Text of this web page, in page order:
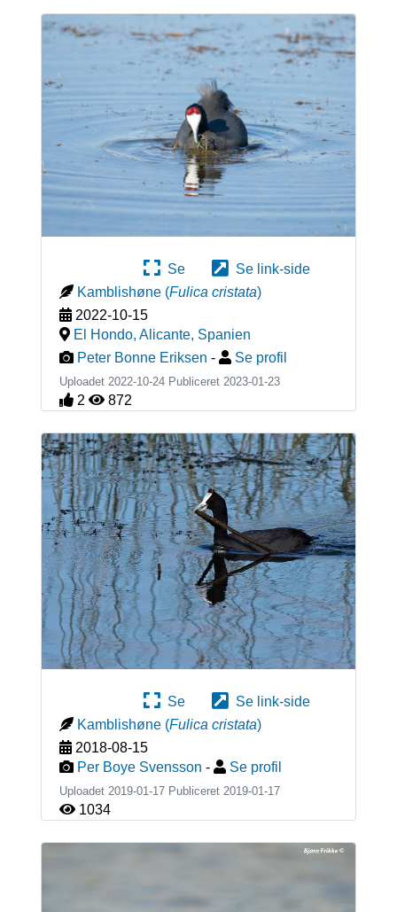
Se
Se link-side
Kamblishøne (Fulica cristata)
2022-10-15
El Hondo, Alicante, Spanien
Peter Bonne Eriksen - Se profil
Uploadet 2022-10-24 Publiceret 2023-01-23
2 872
Se
Se link-side
Kamblishøne (Fulica cristata)
2018-08-15
Per Boye Svensson - Se profil
Uploadet 2019-01-17 Publiceret 2019-01-17
1034